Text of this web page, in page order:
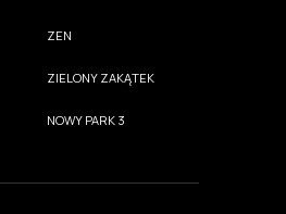
ZEN
ZIELONY ZAKĄTEK
NOWY PARK 3